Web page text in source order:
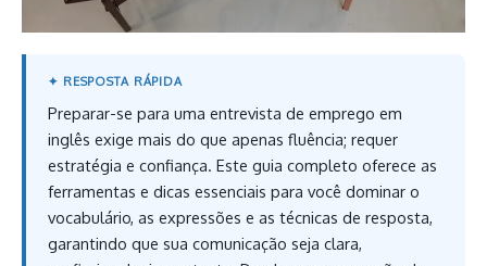
Preparar-se para uma entrevista de emprego em
inglês exige mais do que apenas fluência; requer
estratégia e confiança. Este guia completo oferece as
ferramentas e dicas essenciais para você dominar o
vocabulário, as expressões e as técnicas de resposta,
garantindo que sua comunicação seja clara,